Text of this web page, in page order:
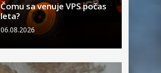
Čomu sa venuje VPS počas
leta?
06.08.2026